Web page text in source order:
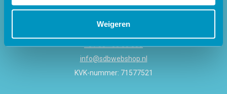
Weigeren
2516 AC Den Haag
+31 88 - 38 88 383
info@sdbwebshop.nl
KVK-nummer: 71577521